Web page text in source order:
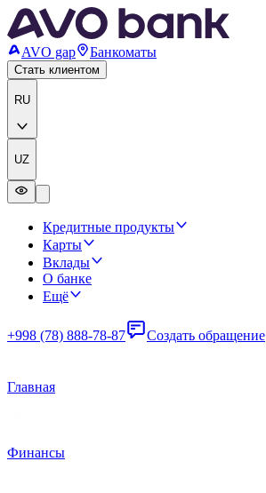
AVO gap Банкоматы
Стать клиентом
RU
UZ
Кредитные продукты
Карты
Вклады
О банке
Ещё
+998 (78) 888-78-87 Создать обращение
Главная
Финансы